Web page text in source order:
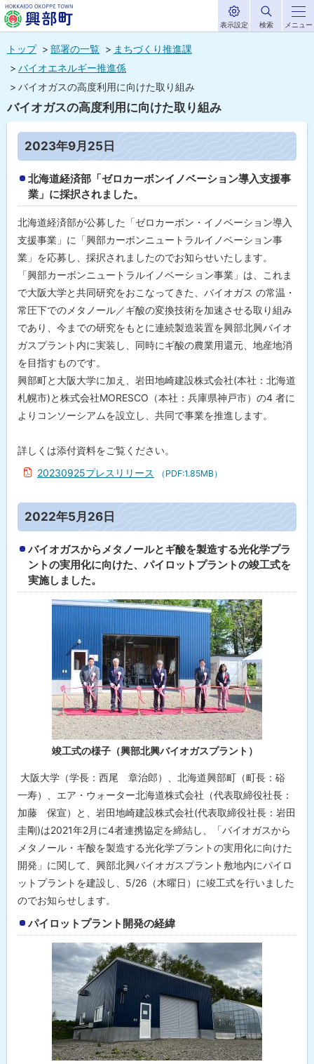
ニ
北海道興部
町
HOKKAIDO OKOPPE TOWN
メニュー
表示設定 検索
トップ 部署の一覧
まちづくり推進課
バイオエネルギー推進係
バイオガスの高度利用に向けた取り組み
バイオガスの高度利用に向けた取り組み
ペ
ー
ジ
内
目
次
0
2
3
年
9
月
2
5
日
2
0
22
年
月
2
6
0
月
9
2
6
日
問
わ
せ
先
・
当
窓
2023年9月25日
北海道経済部「ゼロカーボンイノベーション導入支援事
業」に採択されました。
北海道経済部が公募した「ゼロカーボン・イノベーション導入
支援事業」に「興部カーボンニュートラルイノベーション事
業」を応募し、採択されましたのでお知らせいたします。
「興部カーボンニュートラルイノベーション事業」は、これま
で大阪大学と共同研究をおこなってきた、バイオガス の常温・
常圧下でのメタノール／ギ酸の変換技術を加速させる取り組み
であり、今までの研究をもとに連続製造装置を興部北興バイオ
ガスプラント内に実装し、同時にギ酸の農業用還元、地産地消
を目指すものです。
興部町と大阪大学に加え、岩田地崎建設株式会社(本社：北海道
札幌市)と株式会社MORESCO（本社：兵庫県神戸市）の4 者に
よりコンソーシアムを設立し、共同で事業を推進します。
詳しくは添付資料をご覧ください。
20230925プレスリリース
（PDF:1.85MB）
ト
ッ
プ
2022年5月26日
バイオガスからメタノールとギ酸を製造する光化学プラ
ントの実用化に向けた、パイロットプラントの竣工式を
実施しました。
竣工式の様子（興部北興バイオガスプラント）
大阪大学（学長：西尾 章治郎）、北海道興部町（町長：硲
一寿）、エア・ウォーター北海道株式会社（代表取締役社長：
加藤 保宣）と、岩田地崎建設株式会社(代表取締役社長：岩田
圭剛)は2021年2月に4者連携協定を締結し、「バイオガスから
メタノール・ギ酸を製造する光化学プラントの実用化に向けた
開発」に関して、興部北興バイオガスプラント敷地内にパイロ
ットプラントを建設し、5/26（木曜日）に竣工式を行いました
のでお知らせします。
パイロットプラント開発の経緯